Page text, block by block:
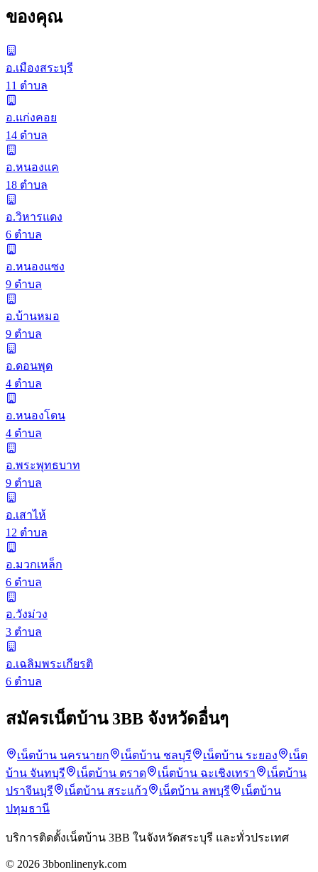
ของคุณ
อ.เมืองสระบุรี
11 ตำบล
อ.แก่งคอย
14 ตำบล
อ.หนองแค
18 ตำบล
อ.วิหารแดง
6 ตำบล
อ.หนองแซง
9 ตำบล
อ.บ้านหมอ
9 ตำบล
อ.ดอนพุด
4 ตำบล
อ.หนองโดน
4 ตำบล
อ.พระพุทธบาท
9 ตำบล
อ.เสาไห้
12 ตำบล
อ.มวกเหล็ก
6 ตำบล
อ.วังม่วง
3 ตำบล
อ.เฉลิมพระเกียรติ
6 ตำบล
สมัครเน็ตบ้าน 3BB จังหวัดอื่นๆ
เน็ตบ้าน นครนายก เน็ตบ้าน ชลบุรี เน็ตบ้าน ระยอง
เน็ต
บ้าน จันทบุรี
เน็ตบ้าน ตราด เน็ตบ้าน ฉะเชิงเทรา
เน็ตบ้าน
ปราจีนบุรี
เน็ตบ้าน สระแก้ว เน็ตบ้าน ลพบุรี
เน็ตบ้าน
ปทุมธานี
บริการติดตั้งเน็ตบ้าน 3BB ในจังหวัดสระบุรี และทั่วประเทศ
© 2026 3bbonlinenyk.com